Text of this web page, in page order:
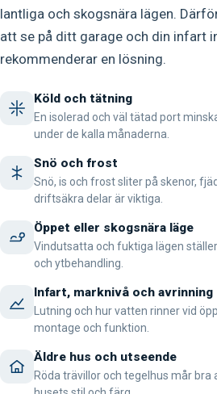
lantliga och skogsnära lägen.
att se på ditt garage och din infart
rekommenderar en lösning.
Köld och tätning
En isolerad och väl tätad port
under de kalla månaderna.
Snö och frost
Snö, is och frost sliter på skenor,
driftsäkra delar är viktiga.
Öppet eller skogsnära läge
Vindutsatta och fuktiga lägen
och ytbehandling.
Infart, marknivå och avrinning
Lutning och hur vatten rinner vid
montage och funktion.
Äldre hus och utseende
Röda trävillor och tegelhus mår bra